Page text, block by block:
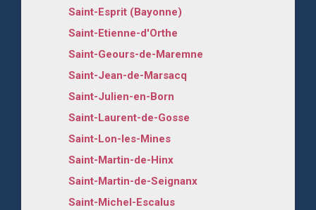
Saint-Esprit (Bayonne)
Saint-Etienne-d'Orthe
Saint-Geours-de-Maremne
Saint-Jean-de-Marsacq
Saint-Julien-en-Born
Saint-Laurent-de-Gosse
Saint-Lon-les-Mines
Saint-Martin-de-Hinx
Saint-Martin-de-Seignanx
Saint-Michel-Escalus